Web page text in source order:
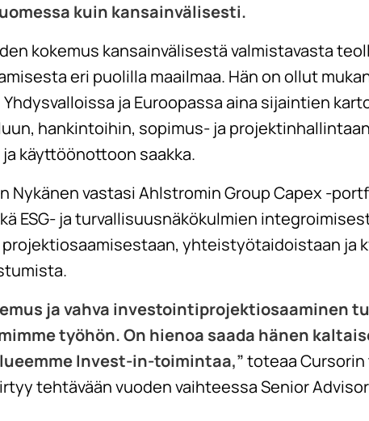
kuin kansainvälisesti.
kokemus kansainvälisestä valmistavasta
eri puolilla maailmaa. Hän on ollut
ja Euroopassa aina sijaintien
hankintoihin, sopimus- ja
käyttöönottoon saakka.
Nykänen vastasi Ahlstromin Group Capex -
ESG- ja turvallisuusnäkökulmien
yhteistyötaidoistaan ja
ja vahva investointiprojektiosaaminen
työhön. On hienoa saada hänen
Invest-in-toimintaa,”toteaa
tehtävään vuoden vaihteessa Senior